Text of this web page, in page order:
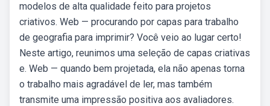
modelos de alta qualidade feito para projetos
criativos. Web — procurando por capas para trabalho
de geografia para imprimir? Você veio ao lugar certo!
Neste artigo, reunimos uma seleção de capas criativas
e. Web — quando bem projetada, ela não apenas torna
o trabalho mais agradável de ler, mas também
transmite uma impressão positiva aos avaliadores.